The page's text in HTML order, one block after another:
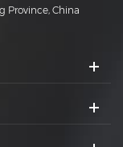
Province, China